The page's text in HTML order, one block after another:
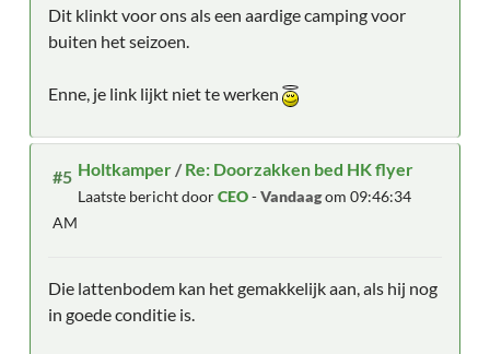
Dit klinkt voor ons als een aardige camping voor
buiten het seizoen.
Enne, je link lijkt niet te werken
#5 Holtkamper /Re: Doorzakken bed HK flyer
Laatste bericht doorCEO-Vandaagom 09:46:34
AM
Die lattenbodem kan het gemakkelijk aan, als hij nog
in goede conditie is.